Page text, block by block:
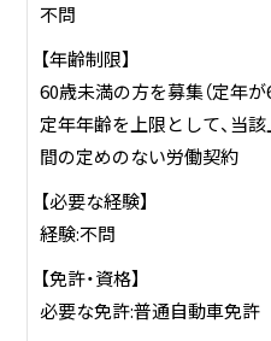
不問
【年齢制限】
60歳未満の方を募集（定年が
定年年齢を上限として、当
間の定めのない労働契約
【必要な経験】
経験:不問
【免許・資格】
必要な免許:普通自動車免許